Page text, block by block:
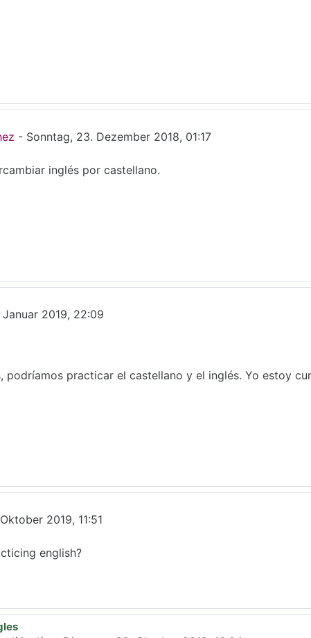
- Sonntag, 23. Dezember 2018, 01:17
inglés por castellano.
Januar 2019, 22:09
podríamos practicar el castellano y el inglés. Yo estoy
2019, 11:51
english?